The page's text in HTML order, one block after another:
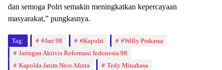
dan semoga Polri semakin meningkatkan kepercayaan
masyarakat,” pungkasnya.
Tag: #Jari 98 #Kapolri
#Willy Prakarsa
Jaringan Aktivis Reformasi Indonesia 98
Kapolda Jatim Nico Afinta
Tedy Minahasa